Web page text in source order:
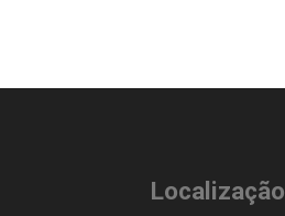
Localização